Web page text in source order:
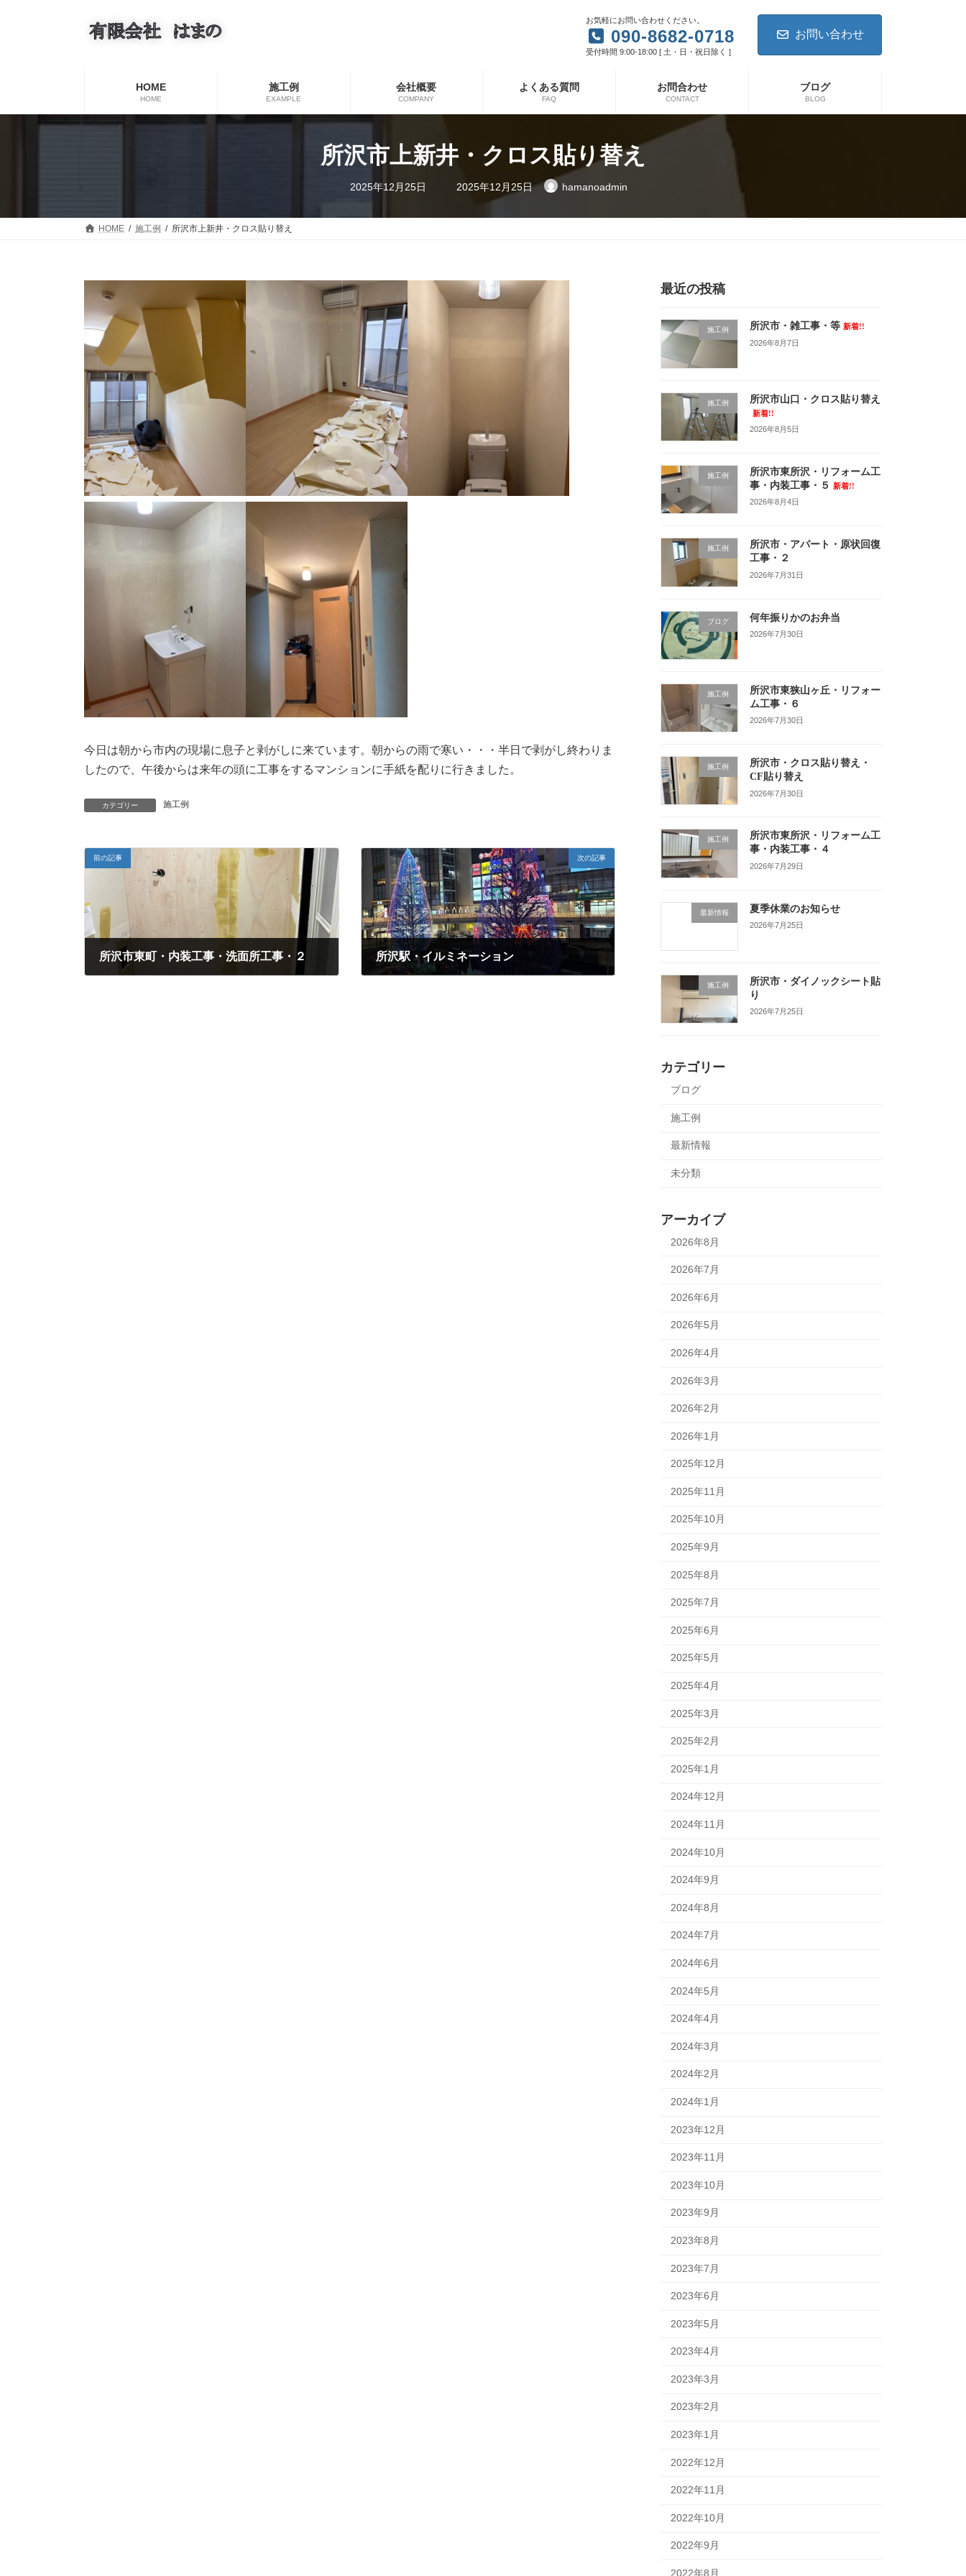
キ
に
お気軽にお問い合わせください。
090-8682-0718
受付時間 9:00-18:00 [ 土・日・祝日除く ]
お問い合わせ
HOME
HOME
施工例
EXAMPLE
会社概要
COMPANY
よくある質問
FAQ
お問合わせ
CONTACT
ブログ
BLOG
所沢市上新井・クロス貼り替え
2025年12月25日
最
終
日
2025年12月25日 hamanoadmin
HOME 施工例 所沢市上新井・クロス貼り替え
今日は朝から市内の現場に息子と剥がしに来ています。朝からの雨で寒い・・・半日で剥がし終わりま
したので、午後からは来年の頭に工事をするマンションに手紙を配りに行きました。
カテゴリー 施工例
前の記事
所沢市東町・内装工事・洗面所工事・２
次の記事
所沢駅・イルミネーション
最近の投稿
施工例 所沢市・雑工事・等 新着!!
2026年8月7日
施工例 所沢市山口・クロス貼り替え
新着!!
2026年8月5日
施工例
所沢市東所沢・リフォーム工
事・内装工事・５
新着!!
2026年8月4日
施工例
所沢市・アパート・原状回復
工事・２
2026年7月31日
ブログ 何年振りかのお弁当
2026年7月30日
施工例
所沢市東狭山ヶ丘・リフォー
ム工事・６
2026年7月30日
施工例
所沢市・クロス貼り替え・
CF貼り替え
2026年7月30日
施工例
所沢市東所沢・リフォーム工
事・内装工事・４
2026年7月29日
最新情報 夏季休業のお知らせ
2026年7月25日
施工例
所沢市・ダイノックシート貼
り
2026年7月25日
カテゴリー
ブログ
施工例
最新情報
未分類
アーカイブ
2026年8月
2026年7月
2026年6月
2026年5月
2026年4月
2026年3月
2026年2月
2026年1月
2025年12月
2025年11月
2025年10月
2025年9月
2025年8月
2025年7月
2025年6月
2025年5月
2025年4月
2025年3月
2025年2月
2025年1月
2024年12月
2024年11月
2024年10月
2024年9月
2024年8月
2024年7月
2024年6月
2024年5月
2024年4月
2024年3月
2024年2月
2024年1月
2023年12月
2023年11月
2023年10月
2023年9月
2023年8月
2023年7月
2023年6月
2023年5月
2023年4月
2023年3月
2023年2月
2023年1月
2022年12月
2022年11月
2022年10月
2022年9月
2022年8月